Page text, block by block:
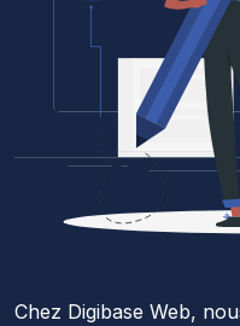
Chez Digibase Web,